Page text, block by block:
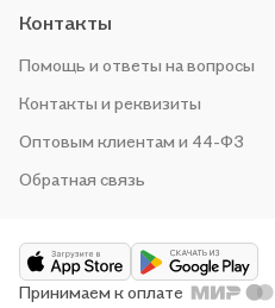
Контакты
Помощь и ответы на вопросы
Контакты и реквизиты
Оптовым клиентам и 44-ФЗ
Обратная связь
Принимаем к оплате